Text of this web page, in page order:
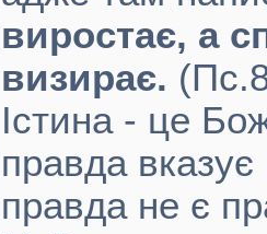
виростає, а
визирає.
Істина - це
правда
правда не є